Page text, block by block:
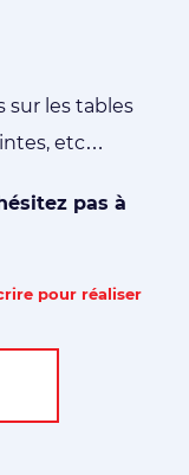
sur les tables
etc…
pas à
pour réaliser